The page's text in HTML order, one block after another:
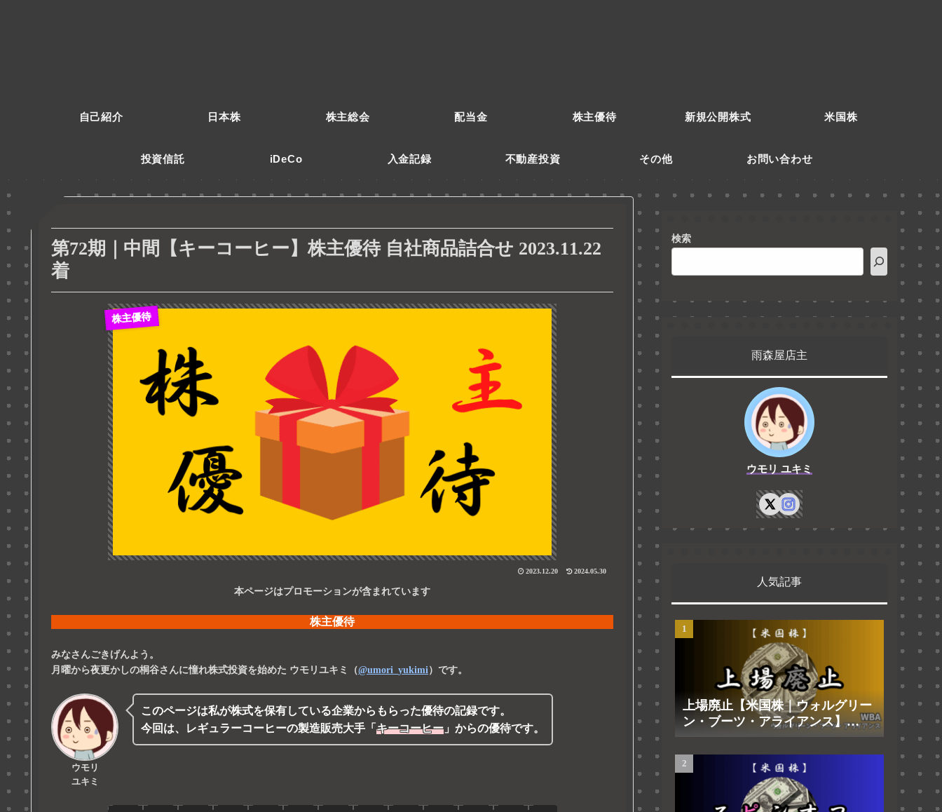
自己紹介 日本株 株主総会 配当金 株主優待 新規公開株式 米国株
投資信託 iDeCo 入金記録 不動産投資 その他 お問い合わせ
第72期｜中間【キーコーヒー】株主優待 自社商品詰合せ 2023.11.22
着
株主優待
2023.12.20 2024.05.30
本ページはプロモーションが含まれています
株主優待
みなさんごきげんよう。
月曜から夜更かしの桐谷さんに憧れ株式投資を始めた ウモリユキミ （@umori_yukimi ）です。
ウモリ
ユキミ
このページは私が株式を保有している企業からもらった優待の記録です。
今回は、レギュラーコーヒーの製造販売大手 「キーコーヒー 」からの優待です。
検索
雨森屋店主
ウモリ ユキミ
人気記事
上場廃止【米国株｜ウォルグリー
ン・ブーツ・アライアンス】